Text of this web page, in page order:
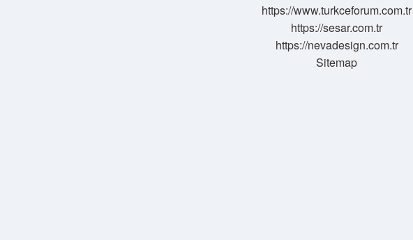
https://www.turkceforum.com.tr
https://sesar.com.tr
https://nevadesign.com.tr
Sitemap